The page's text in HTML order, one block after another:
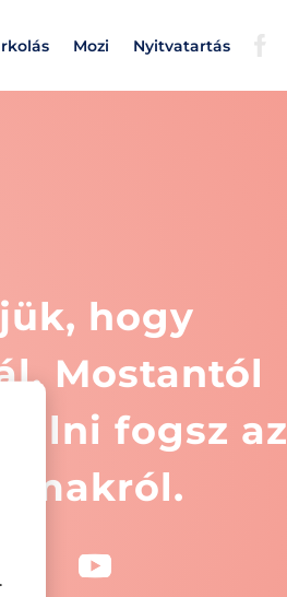
Mozi Nyitvatartás
hogy
Mostantól
fogsz az